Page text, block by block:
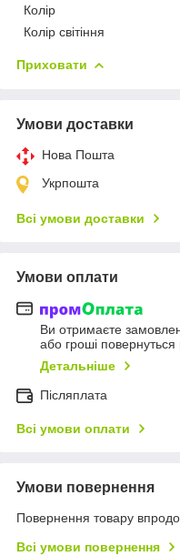
Колір
Колір світіння
Приховати
Умови доставки
Нова Пошта
Укрпошта
Всі умови доставки
Умови оплати
Ви отримаєте
або гроші
Детальніше
Післяплата
Всі умови оплати
Умови повернення
Повернення товару
Всі умови повернення